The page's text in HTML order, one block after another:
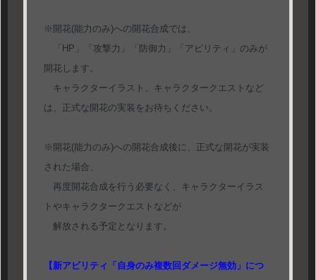
※開花(能力のみ)への開花合成では、
「HP」「攻撃力」「防御力」「アビリティ」のみが
開花します。
キャラクターイラスト、キャラクタークエストなど
は、正式な開花の実装をお待ちください。
※開花(能力のみ)への開花合成後に、正式な開花が実装
された場合、
再度開花合成を行う必要なく、キャラクターイラス
トやキャラクタークエストなどが
解放される予定となります。
【新アビリティ「自身のみ複数回ダメージ無効」につ